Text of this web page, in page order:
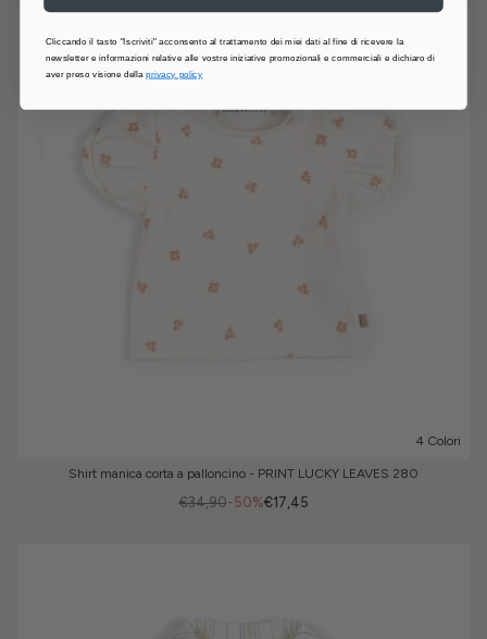
4 Colori
Shirt manica corta a palloncino - PRINT LUCKY LEAVES 280
-50%
€34,90 €17,45
Cliccando il tasto "Iscriviti" acconsento al trattamento dei miei dati al fine di ricevere la
newsletter e informazioni relative alle vostre iniziative promozionali e commerciali e dichiaro di
aver preso visione dellaprivacy policy